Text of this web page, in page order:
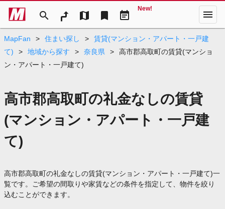
search map bookmark event_note
New! menu
MapFan > 住まい探し >
賃貸(マンション・アパート・一戸建
て)
> 地域から探す > 奈良県 >
高市郡高取町の賃貸(マンショ
ン・アパート・一戸建て)
高市郡高取町の礼金なしの賃貸
(マンション・アパート・一戸建
て)
高市郡高取町の礼金なしの賃貸(マンション・アパート・一戸建て)一
覧です。ご希望の間取りや家賃などの条件を指定して、物件を絞り
込むことができます。